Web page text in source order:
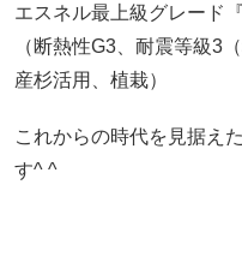
エスネル最上級グレード
（断熱性G3、耐震等級3
産杉活用、植栽）
これからの時代を見据え
す^ ^